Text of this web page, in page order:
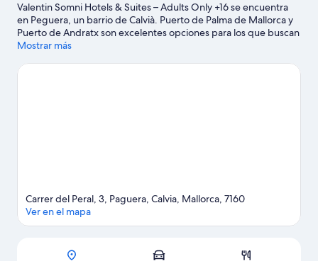
Valentin Somni Hotels & Suites – Adults Only +16 se encuentra
en Peguera, un barrio de Calvià. Puerto de Palma de Mallorca y
Puerto de Andratx son excelentes opciones para los que buscan
unas vacaciones activas, pero si prefieres sumergirte en la
que necesitas. Parque acuático Western Water Park y Parque de
Mostrar más
Mapa
Carrer del Peral, 3, Paguera, Calvia, Mallorca, 7160
Ver en el mapa